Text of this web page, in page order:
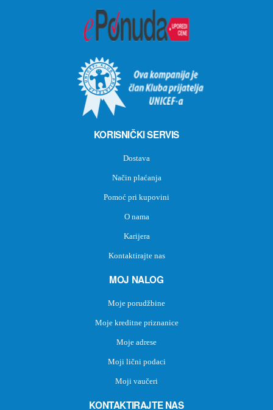
KORISNIČKI SERVIS
Dostava
Način plaćanja
Pomoć pri kupovini
O nama
Karijera
Kontaktirajte nas
MOJ NALOG
Moje porudžbine
Moje kreditne priznanice
Moje adrese
Moji lični podaci
Moji vaučeri
KONTAKTIRAJTE NAS